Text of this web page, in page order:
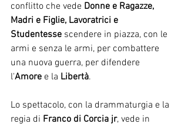
conflitto che vede Donne e Ragazze,
Madri e Figlie, Lavoratrici e
Studentesse scendere in piazza, con le
armi e senza le armi, per combattere
una nuova guerra, per difendere
l'Amore e la Libertà.
Lo spettacolo, con la drammaturgia e la
regia di Franco di Corcia jr, vede in